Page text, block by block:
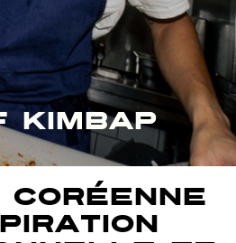
KIMBAP
coréenne